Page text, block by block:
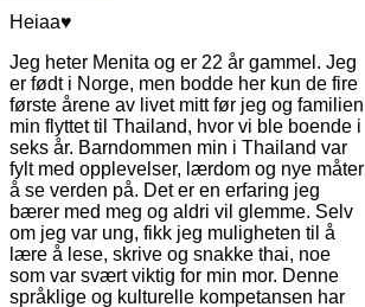
Heiaa♥
Jeg heter Menita og er 22 år gammel. Jeg
er født i Norge, men bodde her kun de fire
første årene av livet mitt før jeg og familien
min flyttet til Thailand, hvor vi ble boende i
seks år. Barndommen min i Thailand var
fylt med opplevelser, lærdom og nye måter
å se verden på. Det er en erfaring jeg
bærer med meg og aldri vil glemme. Selv
om jeg var ung, fikk jeg muligheten til å
lære å lese, skrive og snakke thai, noe
som var svært viktig for min mor. Denne
språklige og kulturelle kompetansen har